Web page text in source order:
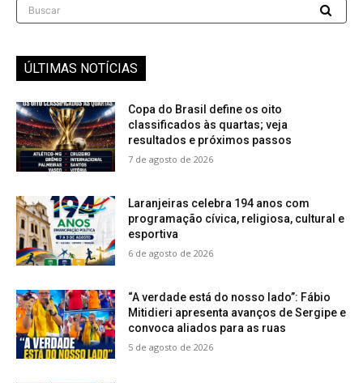
Buscar
ÚLTIMAS NOTÍCIAS
Copa do Brasil define os oito
classificados às quartas; veja
resultados e próximos passos
7 de agosto de 2026
Laranjeiras celebra 194 anos com
programação cívica, religiosa, cultural e
esportiva
6 de agosto de 2026
“A verdade está do nosso lado”: Fábio
Mitidieri apresenta avanços de Sergipe e
convoca aliados para as ruas
5 de agosto de 2026